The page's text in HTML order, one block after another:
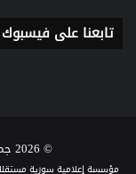
تابعنا على فيسبوك
© 2026 جميع الحقوق محفوظة لفرش أون لاين